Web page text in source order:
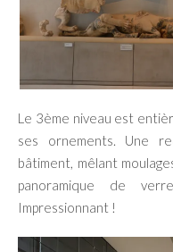
Le 3ème niveau est
ses ornements. Une
bâtiment, mêlant
panoramique de
Impressionnant !